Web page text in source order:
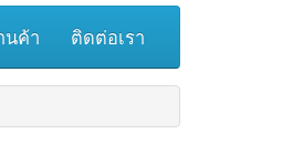
นค้า ติดต่อเรา